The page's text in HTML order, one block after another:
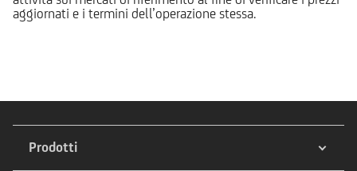
aggiornati e i termini dell’operazione stessa.
Prodotti